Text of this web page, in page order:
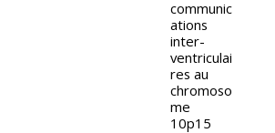
communic
ations
inter-
ventriculai
res au
chromoso
me
10p15